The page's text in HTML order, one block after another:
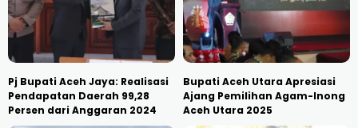
Pj Bupati Aceh Jaya: Realisasi
Pendapatan Daerah 99,28
Persen dari Anggaran 2024
Bupati Aceh Utara Apresiasi
Ajang Pemilihan Agam-Inong
Aceh Utara 2025